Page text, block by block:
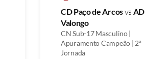
CD Paço de Arcosvs AD
Valongo
CN Sub-17 Masculino |
Apuramento Campeão | 2ª
Jornada